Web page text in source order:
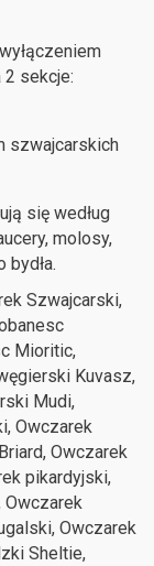
sekcje:
szwajcarskich
się według
molosy,
Szwajcarski,
Mioritic,
Kuvasz,
Mudi,
Owczarek
Owczarek
pikardyjski,
Owczarek
Sheltie,